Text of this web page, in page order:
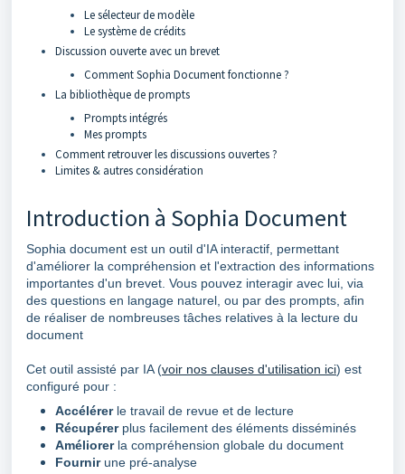
Le sélecteur de modèle
Le système de crédits
Discussion ouverte avec un brevet
Comment Sophia Document fonctionne ?
La bibliothèque de prompts
Prompts intégrés
Mes prompts
Comment retrouver les discussions ouvertes ?
Limites & autres considération
Introduction à Sophia Document
Sophia document est un outil d'IA interactif, permettant
d'améliorer la compréhension et l'extraction des informations
importantes d'un brevet. Vous pouvez interagir avec lui, via
des questions en langage naturel, ou par des prompts, afin
de réaliser de nombreuses tâches relatives à la lecture du
document
Cet outil assisté par IA (voir nos clauses d'utilisation ici) est
configuré pour :
Accélérerle travail de revue et de lecture
Récupérer plus facilement des éléments disséminés
Améliorer la compréhension globale du document
Fournir une pré-analyse